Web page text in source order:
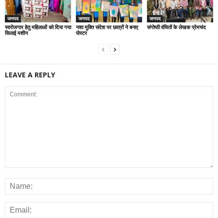
जनपद
स्वरोजगार हेतु महिलाओं को दिया गया
सिलाई मशीन
जनपद
नशा मुक्ति संदेश पर छात्रों ने बनाए
पोस्टर
जनपद
संगोष्ठी:वंचितों के लेखक प्रेमचंद
LEAVE A REPLY